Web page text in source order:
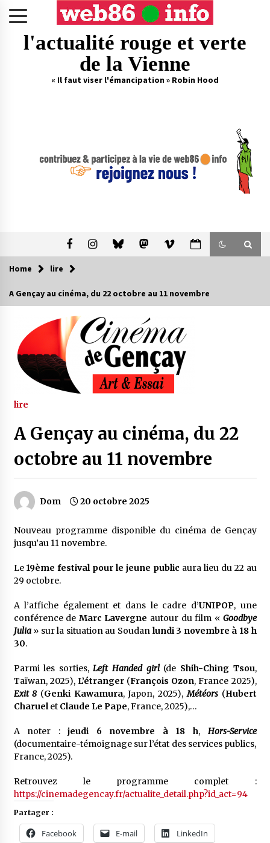
l'actualité rouge et verte
de la Vienne
« Il faut viser l'émancipation » Robin Hood
Home lire
A Gençay au cinéma, du 22 octobre au 11 novembre
lire
A Gençay au cinéma, du 22
octobre au 11 novembre
Dom 20 octobre 2025
Nouveau programme disponible du cinéma de Gençay
jusqu’au 11 novembre.
Le 19ème festival pour le jeune public aura lieu du 22 au
29 octobre.
A l’affiche également et dans le cadre d’UNIPOP, une
conférence de Marc Lavergne autour du film « Goodbye
Julia» sur la situation au Soudan lundi 3 novembre à 18 h
30.
Parmi les sorties,Left Handed girl(de Shih-Ching Tsou,
Taïwan, 2025), L’étranger(François Ozon, France 2025),
Exit 8(Genki Kawamura, Japon, 2025),Météors(Hubert
Charuelet Claude Le Pape, France, 2025),…
A noter :jeudi 6 novembre à 18 h, Hors-Service
(documentaire-témoignage sur l’état des services publics,
France, 2025).
Retrouvez le programme complet :
https://cinemadegencay.fr/actualite_detail.php?id_act=94
Partager :
Facebook E-mail LinkedIn